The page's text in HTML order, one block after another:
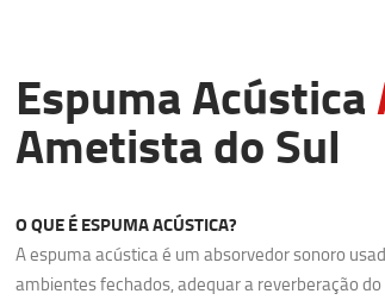
Espuma Acústica
Ametista do Sul
O QUE É ESPUMA ACÚSTICA?
A espuma acústica é um absorvedor sonoro
ambientes fechados, adequar a reverberação